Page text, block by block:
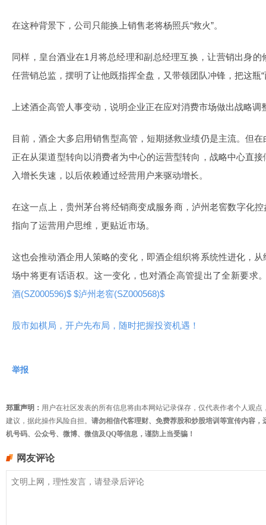
在这种背景下，公司只能换上销售老将杨照兵“救火”。
同样，皇台酒业在1月将总经理和副总经理互换，让营销出身
任营销总监，摆明了让他既指挥全盘，又带领团队冲锋，把这瓶
上述酒企高管人事变动，说明企业正在应对消费市场做出战略
目前，酒企大多启用销售型高管，短期拯救业绩仍是主流。但
正在从渠道型转向以消费者为中心的运营型转向，战略中心直
入增长失速，以后依赖通过经营用户来驱动增长。
在这一点上，贵州茅台将经销商变成服务商，泸州老窖数字化
指向了运营用户思维，更贴近市场。
这也会推动酒企用人策略的变化，即酒企组织将系统性进化，
场中将更有话语权。这一变化，也对酒企高管提出了全新要求
酒(SZ000596)$ $泸州老窖(SZ000568)$
股市如棋局，开户先布局，随时把握投资机遇！
举报
郑重声明： 用户在社区发表的所有信息将由本网站记录保存，仅代表作者个人观
建议，据此操作风险自担。 请勿相信代客理财、免费荐股和炒股培训等宣传内容
机号码、公众号、微博、微信及QQ等信息，谨防上当受骗！
网友评论